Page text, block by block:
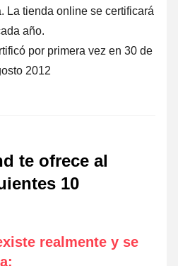
La tienda online se certificará
año.
por primera vez en 30 de
2012
te ofrece al
10
realmente y se
: